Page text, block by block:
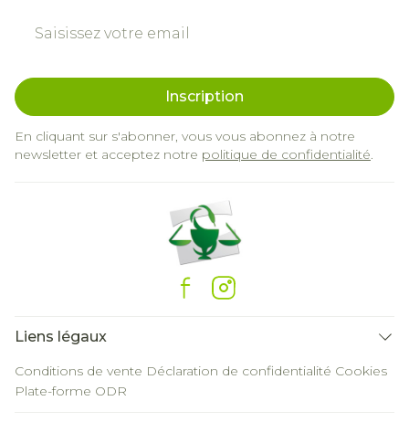
Inscription
En cliquant sur s'abonner, vous vous abonnez à notre
newsletter et acceptez notre politique de confidentialité.
Liens légaux
Conditions de vente Déclaration de confidentialité Cookies
Plate-forme ODR